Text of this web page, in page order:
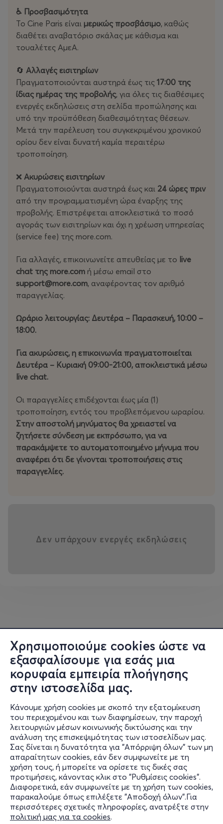
Χρησιμοποιούμε cookies ώστε να
εξασφαλίσουμε για εσάς μια
κορυφαία εμπειρία πλοήγησης
στην ιστοσελίδα μας.
Κάνουμε χρήση cookies με σκοπό την εξατομίκευση
του περιεχομένου και των διαφημίσεων, την παροχή
λειτουργιών μέσων κοινωνικής δικτύωσης και την
ανάλυση της επισκεψιμότητας των ιστοσελίδων μας.
Σας δίνεται η δυνατότητα για "Απόρριψη όλων" των μη
απαραίτητων cookies, εάν δεν συμφωνείτε με τη
χρήση τους, ή μπορείτε να ορίσετε τις δικές σας
προτιμήσεις, κάνοντας κλικ στο "Ρυθμίσεις cookies".
Διαφορετικά, εάν συμφωνείτε με τη χρήση των cookies,
παρακαλούμε όπως επιλέξετε "Αποδοχή όλων".Για
περισσότερες σχετικές πληροφορίες, ανατρέξτε στην
πολιτική μας για τα cookies.
Βραβεία & Διακρίσεις
Καλύτερης Ξενόγλωσσης Ταινίας.
Βραβείο Καλύτερης Ευρωπαϊκής Ταινίας στα
European Film Awards.
Βραβείο Σκηνοθεσίας για τον Jean-Pierre Jeunet
στα European Film Awards.
Βραβείο Κοινού στο Toronto International Film
Festival.
Συνολικά περισσότερες από 60 διεθνείς
βραβεύσεις και 70+ υποψηφιότητες.
♿ Προσβασιμότητα
Το Cine Paris είναι μερικώς προσβάσιμο, καθώς
διαθέτει αναβατόριο σκάλας με κάθισμα και
τουαλέτες ΑμεΑ.
🔄 Αλλαγές εισιτηρίων
Πραγματοποιούνται αυστηρά έως τις 17:00 της
ίδιας ημέρας της προβολής, για όλες τις διαθέσιμες
ενεργές εκδηλώσεις στη σελίδα προπώλησης και
υπό την προϋπόθεση διαθεσιμότητας θέσεων.
Μετά την παρέλευση του συγκεκριμένου χρονικού
ορίου δεν είναι δυνατή καμία περαιτέρω
τροποποίηση.
❌ Ακυρώσεις εισιτηρίων
Πραγματοποιούνται αυστηρά έως και 24 ώρες πριν
από την προγραμματισμένη ώρα έναρξης της
προβολής. Επιστρέφεται αποκλειστικά το ποσό
αγοράς των εισιτηρίων και όχι η χρέωση υπηρεσίας
(service fee) της more.com.
Για αλλαγές, επικοινωνείτε απευθείας με το live
chat της more.com ή μέσω email στο
support@more.com, αναφέροντας τον αριθμό
παραγγελίας.
Ωράριο λειτουργίας: Δευτέρα – Παρασκευή, 10:00 –
18:00.
Για ακυρώσεις, η επικοινωνία πραγματοποιείται
Δευτέρα – Κυριακή 09:00-21:00, αποκλειστικά μέσω
live chat.
Οι παραγγελίες επιδέχονται έως μία (1)
τροποποίηση, εντός του προβλεπόμενου ωραρίου.
Στην αποστολή μηνύματος θα χρειαστεί να
ζητήσετε σύνδεση με εκπρόσωπο, για να
παρακάμψετε το αυτοματοποιημένο μήνυμα που
αναφέρει ότι δε γίνονται τροποποιήσεις στις
παραγγελίες.
Δεν υπάρχουν ενεργές εκδηλώσεις
Πληροφορίες
Υποστήριξη
Stay Connected